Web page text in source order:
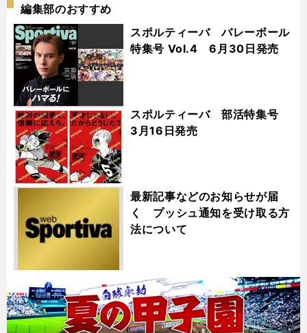
編集部のおすすめ
スポルティーバ バレーボール
特集号 Vol.4 6月30日発売
スポルティーバ 部活特集号
3月16日発売
最新記事などのお知らせが届
く プッシュ通知を受け取る方
法について